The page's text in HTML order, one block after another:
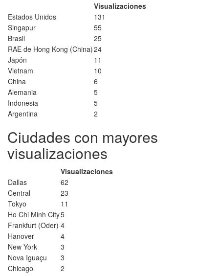
Visualizaciones
Estados Unidos
131
Singapur
55
Brasil
25
RAE de Hong Kong (China)24
Japón
11
Vietnam
10
China
6
Alemania
5
Indonesia
5
Argentina
2
Ciudades con mayores
visualizaciones
Visualizaciones
Dallas
62
Central
23
Tokyo
11
Ho Chi Minh City5
Frankfurt (Oder) 4
Hanover
4
New York
3
Nova Iguaçu
3
Chicago
2